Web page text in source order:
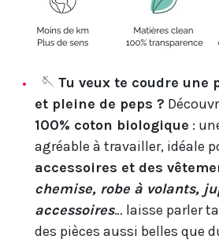
🪡 Tu veux te coudre une
et pleine de peps ?
100% coton biologique :
agréable à travailler, idéale
accessoires et des
chemise, robe à volants,
accessoires… laisse parler
des pièces aussi belles que